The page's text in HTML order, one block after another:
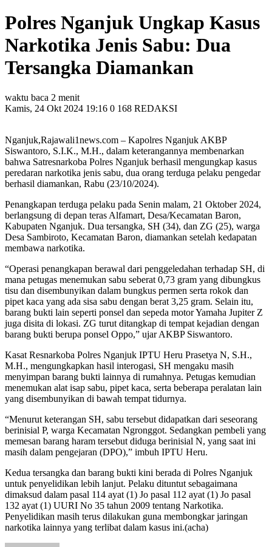
Polres Nganjuk Ungkap Kasus
Narkotika Jenis Sabu: Dua
Tersangka Diamankan
waktu baca 2 menit
Kamis, 24 Okt 2024 19:16 0 168 REDAKSI
Nganjuk,Rajawali1news.com – Kapolres Nganjuk AKBP
Siswantoro, S.I.K., M.H., dalam keterangannya membenarkan
bahwa Satresnarkoba Polres Nganjuk berhasil mengungkap kasus
peredaran narkotika jenis sabu, dua orang terduga pelaku pengedar
berhasil diamankan, Rabu (23/10/2024).
Penangkapan terduga pelaku pada Senin malam, 21 Oktober 2024,
berlangsung di depan teras Alfamart, Desa/Kecamatan Baron,
Kabupaten Nganjuk. Dua tersangka, SH (34), dan ZG (25), warga
Desa Sambiroto, Kecamatan Baron, diamankan setelah kedapatan
membawa narkotika.
“Operasi penangkapan berawal dari penggeledahan terhadap SH, di
mana petugas menemukan sabu seberat 0,73 gram yang dibungkus
tisu dan disembunyikan dalam bungkus permen serta rokok dan
pipet kaca yang ada sisa sabu dengan berat 3,25 gram. Selain itu,
barang bukti lain seperti ponsel dan sepeda motor Yamaha Jupiter Z
juga disita di lokasi. ZG turut ditangkap di tempat kejadian dengan
barang bukti berupa ponsel Oppo,” ujar AKBP Siswantoro.
Kasat Resnarkoba Polres Nganjuk IPTU Heru Prasetya N, S.H.,
M.H., mengungkapkan hasil interogasi, SH mengaku masih
menyimpan barang bukti lainnya di rumahnya. Petugas kemudian
menemukan alat isap sabu, pipet kaca, serta beberapa peralatan lain
yang disembunyikan di bawah tempat tidurnya.
“Menurut keterangan SH, sabu tersebut didapatkan dari seseorang
berinisial P, warga Kecamatan Ngronggot. Sedangkan pembeli yang
memesan barang haram tersebut diduga berinisial N, yang saat ini
masih dalam pengejaran (DPO),” imbuh IPTU Heru.
Kedua tersangka dan barang bukti kini berada di Polres Nganjuk
untuk penyelidikan lebih lanjut. Pelaku dituntut sebagaimana
dimaksud dalam pasal 114 ayat (1) Jo pasal 112 ayat (1) Jo pasal
132 ayat (1) UURI No 35 tahun 2009 tentang Narkotika.
Penyelidikan masih terus dilakukan guna membongkar jaringan
narkotika lainnya yang terlibat dalam kasus ini.(acha)